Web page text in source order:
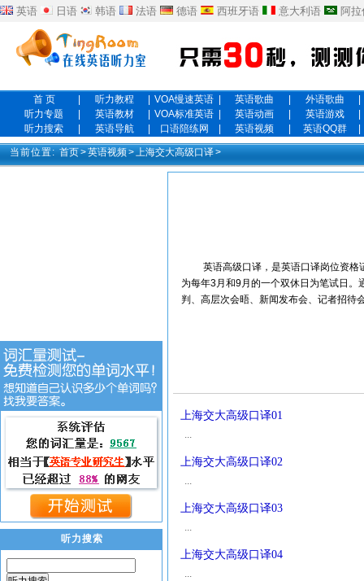
英语 日语 韩语 法语 德语 西班牙语 意大利语 阿
首 页 听力教程 VOA慢速英语 英语歌曲 外语歌曲
听力专题
英语教材 VOA标准英语 英语动画 英语游戏
听力搜索
英语导航 口语陪练网 英语视频 英语QQ群
当前位置: 首页>英语视频>上海交大高级口译>
英语高级口译，是英语口译岗位资格证
为每年3月和9月的一个双休日为笔试日
判、高层次会晤、新闻发布会、记者招待
上海交大高级口译01
...
上海交大高级口译02
...
上海交大高级口译03
...
上海交大高级口译04
...
听力搜索